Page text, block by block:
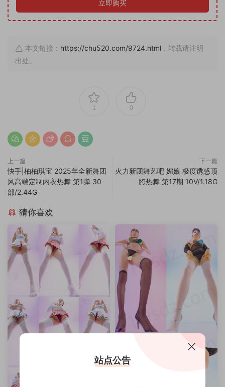
立即购买
本文链接： https://chu520.com/9724.html ，转载请注明
出处。
1 0
上一篇
快手|柚柚琪宝 2025年全新舞团
风高端定制内衣热舞 第1弹 30
部/2.44G
下一篇
火力新团舞艺吧 媚娘 极度诱惑顶
胯热舞 第17期 10V/1.18G
猜你喜欢
站点公告